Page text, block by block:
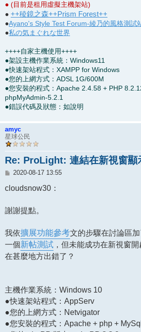
● (目前是租用虛擬主機架站)
● ++稜鏡之森++Prism Forest++
●Ayano's Style Test Forum-綾乃的風格測試
●私の気まぐれな世界
++++自家主機使用++++
●架設主機作業系統：Windows11
●快速架站程式：XAMPP for Windows
●您的上網方式：ADSL 1G/600M
●您安裝的程式：Apache 2.4.58 + PHP
phpMyAdmin-5.2.1
●錯誤代碼及狀態：如說明
amyc
星球公民
Re: ProLight: 連結在新視窗顯
文
2020-08-17 13:55
cloudsnow30：
謝謝提點。
我依擴展功能參考文的步驟在討論區
一個新帖測試 ，但未能成功在新視窗
在甚麼地方出錯了？
主機作業系統：Windows 10
●快速架站程式：AppServ
●您的上網方式：Netvigator
●您安裝的程式：Apache + php +